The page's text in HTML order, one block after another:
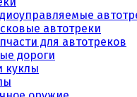
автотреки
для автотреков
дороги
куклы